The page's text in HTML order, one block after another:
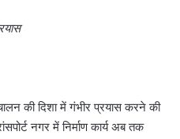
की दिशा में गंभीर प्रयास करने की
नगर में निर्माण कार्य अब तक